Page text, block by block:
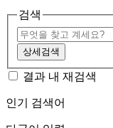
검색
상세검색
결과 내 재검색
인기 검색어